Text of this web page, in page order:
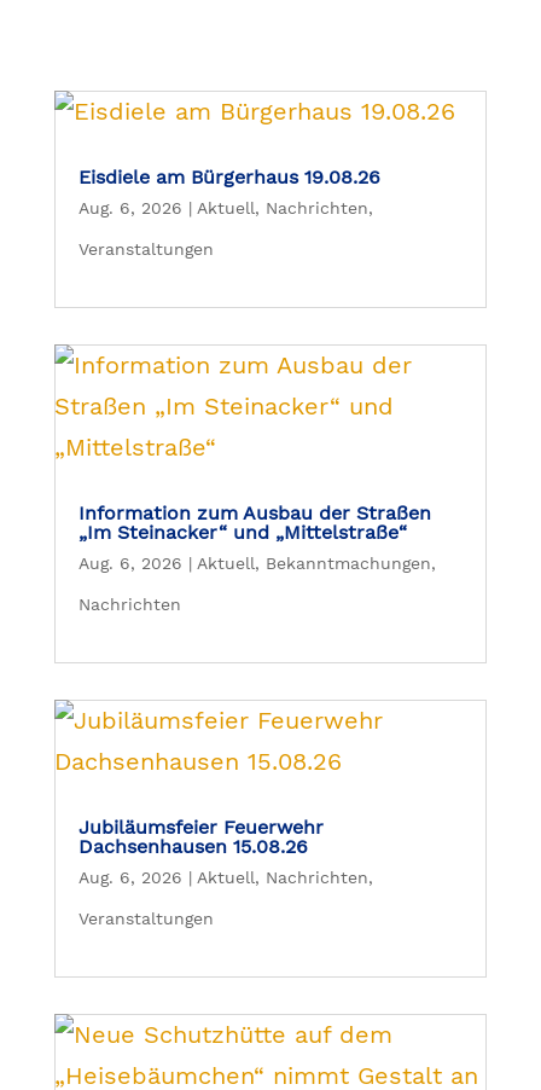
Eisdiele am Bürgerhaus 19.08.26
Aug. 6, 2026 | Aktuell, Nachrichten,
Veranstaltungen
Information zum Ausbau der Straßen
„Im Steinacker“ und „Mittelstraße“
Aug. 6, 2026 | Aktuell, Bekanntmachungen,
Nachrichten
Jubiläumsfeier Feuerwehr
Dachsenhausen 15.08.26
Aug. 6, 2026 | Aktuell, Nachrichten,
Veranstaltungen